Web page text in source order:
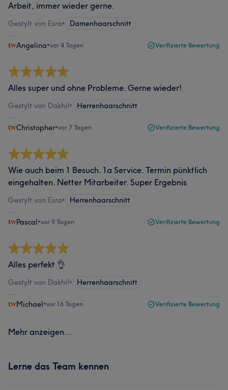
Arbeit, immer wieder gerne.
Gestylt von Esra• Damenhaarschnitt
Angelina•vor 4 Tagen Verifizierte Bewertung
Alles super und ohne Probleme. Gerne wieder!
Gestylt von Dakhil• Herrenhaarschnitt
Christopher•vor 7 Tagen Verifizierte Bewertung
Wie auch beim 1 Besuch. 1a Service. Termin pünktlich
eingehalten. Netter Mitarbeiter. Super Ergebnis
Gestylt von Esra• Herrenhaarschnitt
Pascal•vor 9 Tagen Verifizierte Bewertung
Alles perfekt 👌
Gestylt von Dakhil• Herrenhaarschnitt
Michael•vor 16 Tagen Verifizierte Bewertung
Mehr anzeigen...
Lerne das Team kennen